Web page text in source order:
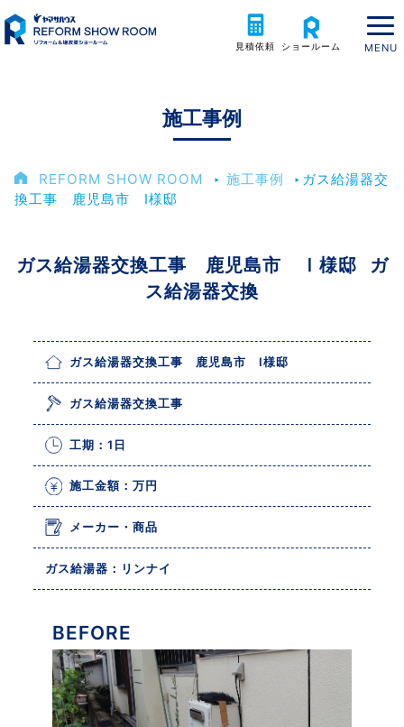
見積依頼 ショールーム
施工事例
REFORM SHOW ROOM ‣ 施工事例 ‣ ガス給湯器交
換工事 鹿児島市 Ⅰ様邸
ガス給湯器交換工事 鹿児島市 Ⅰ様邸 ガ
ス給湯器交換
ガス給湯器交換工事 鹿児島市 Ⅰ様邸
ガス給湯器交換工事
工期：1日
施工金額：万円
メーカー・商品
ガス給湯器：リンナイ
BEFORE